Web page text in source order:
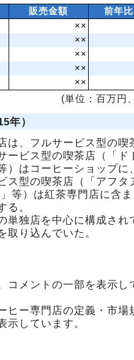
販売金額
前年比
××
××
××
××
××
(単位：百万円
年）
は、フルサービス型の喫
ービス型の喫茶店（「ド
）はコーヒーショップに
ス型の喫茶店（「アフタ
等）は紅茶専門店に含ま
る。
単独店を中心に構成され
取り込んでいた。
コメントの一部を表示し
ヒー専門店の定義・市場
示しています。